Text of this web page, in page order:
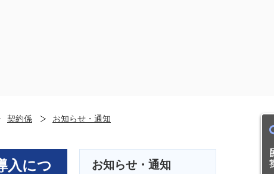
目
契約係
お知らせ・通知
入につ
お知らせ・通知